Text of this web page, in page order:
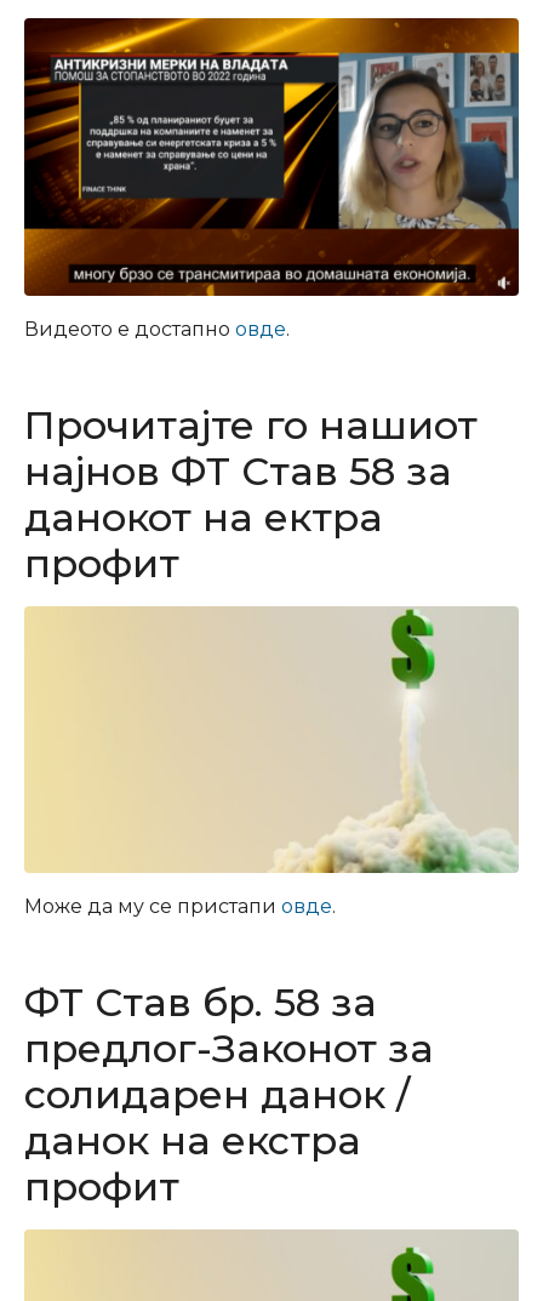
Видеото е достапно овде.
Прочитајте го нашиот
најнов ФТ Став 58 за
данокот на ектра
профит
Може да му се пристапи овде.
ФТ Став бр. 58 за
предлог-Законот за
солидарен данок /
данок на екстра
профит